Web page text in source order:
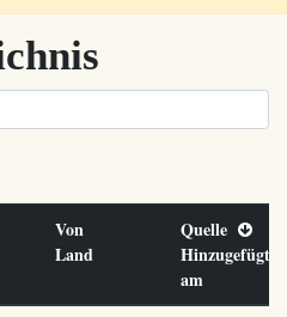
Von
Land
Quelle
Hinzugefügt
am